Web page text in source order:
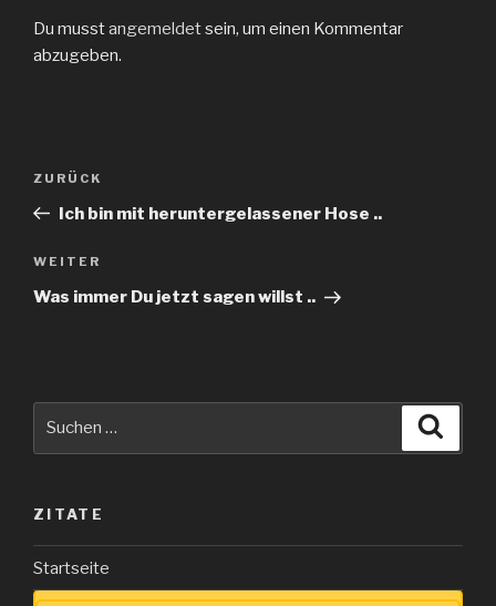
Du musstangemeldetsein, um einen Kommentar
abzugeben.
Beitragsnavigation
Vorheriger
Beitrag
ZURÜCK
Ich bin mit heruntergelassener Hose ..
Nächster
Beitrag
WEITER
Was immer Du jetzt sagen willst ..
ZITATE
Startseite